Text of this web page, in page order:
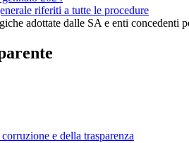
riferiti a tutte le procedure
adottate dalle SA e enti concedenti
e della trasparenza